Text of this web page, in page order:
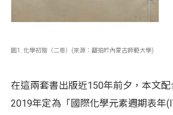
圖1. 化學初階（二卷）(來源：翻拍於內蒙古師範大學)
在這兩套書出版近150年前夕，本文
2019年定為「國際化學元素週期表年